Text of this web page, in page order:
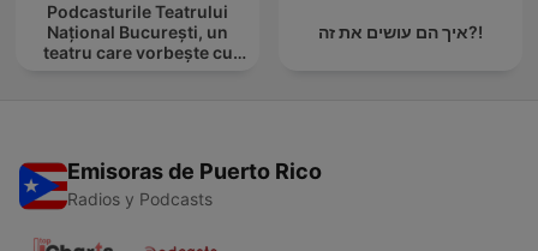
Podcasturile Teatrului
Național București, un
teatru care vorbește cu
איך הם עושים את זה?!
Emisoras de Puerto Rico
Radios y Podcasts